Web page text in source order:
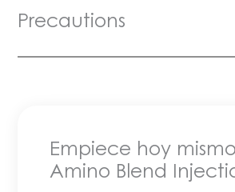
Precautions
Empiece hoy
Amino Blend